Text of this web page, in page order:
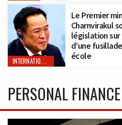
INTERNATIONAL
Le Premier
Charnvirakul
législation sur
d’une
école
PERSONAL FINANCE